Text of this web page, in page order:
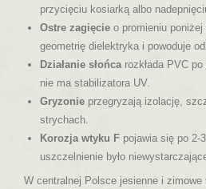
przycięciu kosiarką albo
Ostre zagięcie o promieniu
geometrię dielektryka i powoduje
Działanie słońcarozkłada PVC po
nie ma stabilizatora UV.
Gryzonie przegryzają izolację,
strychach.
Korozja wtyku F pojawia się po 2-
uszczelnienie było
W centralnej Polsce jesienne i